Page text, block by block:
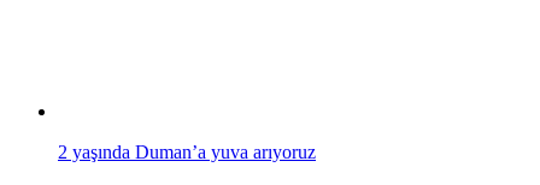
2 yaşında Duman’a yuva arıyoruz